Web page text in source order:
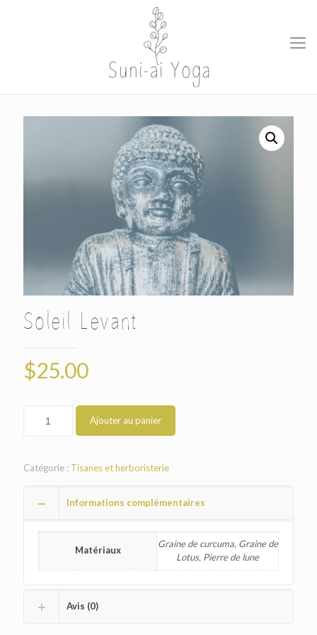
Soleil Levant
$25.00
Ajouter au panier
Catégorie : Tisanes et herboristerie
Informations complémentaires
Matériaux
Graine de curcuma, Graine de
Lotus, Pierre de lune
Avis (0)